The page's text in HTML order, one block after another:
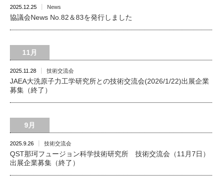
2025.12.25 News
協議会News No.82＆83を発行しました
11月
2025.11.28 技術交流会
JAEA大洗原子力工学研究所との技術交流会(2026/1/22)出展企業
募集（終了）
9月
2025.9.26 技術交流会
QST那珂フュージョン科学技術研究所 技術交流会（11月7日）
出展企業募集（終了）